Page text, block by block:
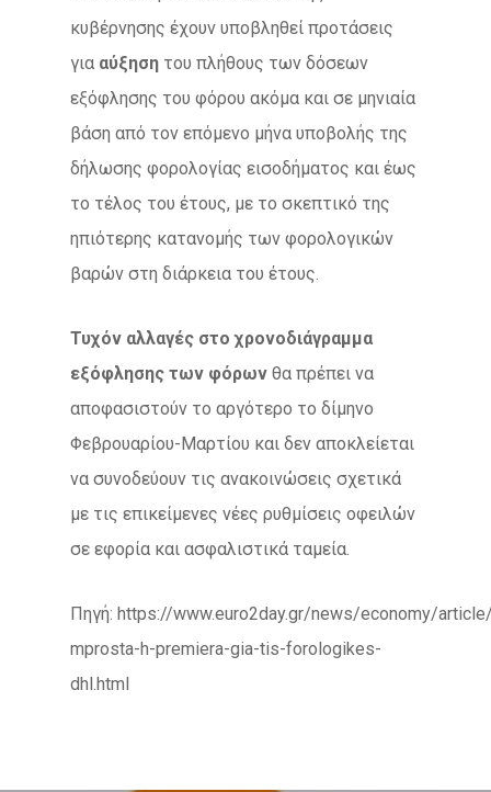
κυβέρνησης έχουν υποβληθεί προτάσεις
για αύξηση του πλήθους των δόσεων
εξόφλησης του φόρου ακόμα και σε μηνιαία
βάση από τον επόμενο μήνα υποβολής της
δήλωσης φορολογίας εισοδήματος και έως
το τέλος του έτους, με το σκεπτικό της
ηπιότερης κατανομής των φορολογικών
βαρών στη διάρκεια του έτους.
Τυχόν αλλαγές στο χρονοδιάγραμμα
εξόφλησης των φόρων θα πρέπει να
αποφασιστούν το αργότερο το δίμηνο
Φεβρουαρίου-Μαρτίου και δεν αποκλείεται
να συνοδεύουν τις ανακοινώσεις σχετικά
με τις επικείμενες νέες ρυθμίσεις οφειλών
σε εφορία και ασφαλιστικά ταμεία.
Πηγή: https://www.euro2day.gr/news/economy/
mprosta-h-premiera-gia-tis-forologikes-
dhl.html